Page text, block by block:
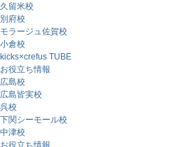
久留米校
別府校
モラージュ佐賀校
小倉校
kicks×crefus TUBE
お役立ち情報
広島校
広島皆実校
呉校
下関シーモール校
中津校
お役立ち情報